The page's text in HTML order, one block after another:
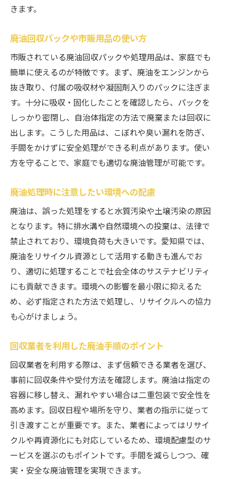
きます。
廃油回収パックや市販用品の使い方
市販されている廃油回収パックや処理用品は、家庭でも
簡単に使えるのが特徴です。まず、廃油をエンジンから
抜き取り、付属の吸収材や凝固剤入りのパックに注ぎま
す。十分に吸収・固化したことを確認したら、パックを
しっかり密閉し、自治体指定の方法で廃棄または回収に
出します。こうした用品は、こぼれや臭い漏れを防ぎ、
手間をかけずに安全処理ができる利点があります。使い
方を守ることで、家庭でも適切な廃油管理が可能です。
廃油処理時に注意したい環境への配慮
廃油は、誤った処理をすると水質汚染や土壌汚染の原因
となります。特に排水溝や自然環境への投棄は、法律で
禁止されており、環境負荷も大きいです。愛知県では、
廃油をリサイクル資源として活用する動きも進んでお
り、適切に処理することで社会全体のサステナビリティ
にも貢献できます。環境への影響を最小限に抑えるた
め、必ず指定された方法で処理し、リサイクルへの協力
も心がけましょう。
回収業者を利用した廃油手順のポイント
回収業者を利用する際は、まず信頼できる業者を選び、
事前に回収条件や受付方法を確認します。廃油は指定の
容器に移し替え、漏れやすい場合は二重包装で安全性を
高めます。回収日程や場所を守り、業者の指示に従って
引き渡すことが重要です。また、業者によってはリサイ
クルや再資源化にも対応しているため、環境配慮型のサ
ービスを選ぶのもポイントです。手間を減らしつつ、確
実・安全な廃油管理を実現できます。